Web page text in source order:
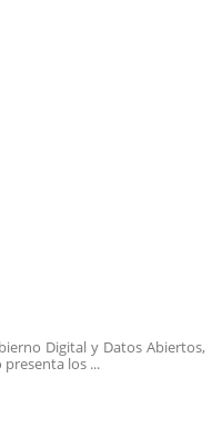
Digital y Datos Abiertos,
los ...